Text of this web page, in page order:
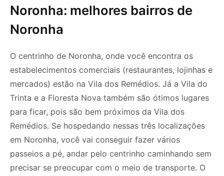
Noronha: melhores bairros de
Noronha
O centrinho de Noronha, onde você encontra os
estabelecimentos comerciais (restaurantes, lojinhas e
mercados) estão na Vila dos Remédios. Já a Vila do
Trinta e a Floresta Nova também são ótimos lugares
para ficar, pois são bem próximos da Vila dos
Remédios. Se hospedando nessas três localizações
em Noronha, você vai conseguir fazer vários
passeios a pé, andar pelo centrinho caminhando sem
precisar se preocupar com o meio de transporte. O